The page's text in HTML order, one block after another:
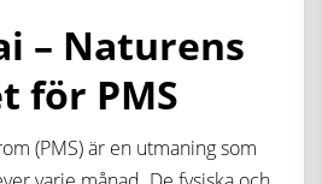
– Naturens
för PMS
(PMS) är en utmaning som